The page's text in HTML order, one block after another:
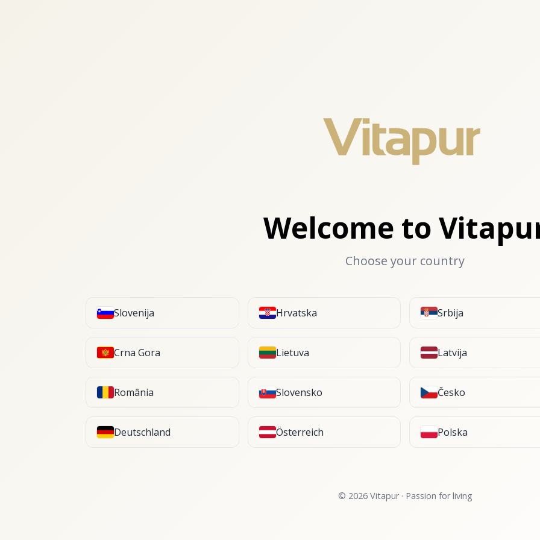
Welcome to
Choose your country
Slovenija Hrvatska Srbija
Crna Gora Lietuva Latvija
România Slovensko Česko
Deutschland Österreich Polska
© 2026 Vitapur · Passion for living